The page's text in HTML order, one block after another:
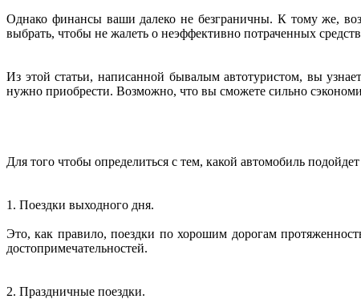
Однако финансы ваши далеко не безграничны. К тому же,
выбрать, чтобы не жалеть о неэффективно потраченных
Из этой статьи, написанной бывалым автотуристом, вы
нужно приобрести. Возможно, что вы сможете сильно
Для того чтобы определиться с тем, какой автомобиль
1. Поездки выходного дня.
Это, как правило, поездки по хорошим дорогам
достопримечательностей.
2. Праздничные поездки.